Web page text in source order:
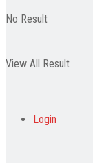
No Result
View All Result
Login